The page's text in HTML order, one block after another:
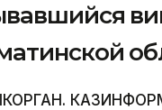
КАЗИНФОРМ